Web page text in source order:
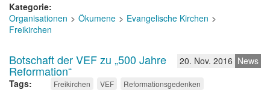
Kategorie
Organisationen
Ökumene
Evangelische Kirchen
Freikirchen
News
20. Nov. 2016
Botschaft der VEF zu „500 Jahre
Reformation“
Tags Freikirchen VEF Reformationsgedenken